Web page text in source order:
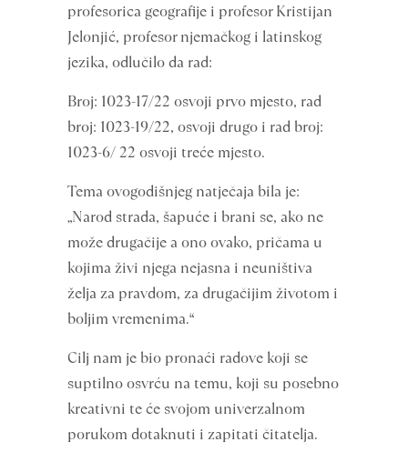
profesorica geografije i profesor Kristijan
Jelonjić, profesor njemačkog i latinskog
jezika, odlučilo da rad:
Broj: 1023-17/22 osvoji prvo mjesto, rad
broj: 1023-19/22, osvoji drugo i rad broj:
1023-6/ 22 osvoji treće mjesto.
Tema ovogodišnjeg natječaja bila je:
„Narod strada, šapuće i brani se, ako ne
može drugačije a ono ovako, pričama u
kojima živi njega nejasna i neuništiva
želja za pravdom, za drugačijim životom i
boljim vremenima.“
Cilj nam je bio pronaći radove koji se
suptilno osvrću na temu, koji su posebno
kreativni te će svojom univerzalnom
porukom dotaknuti i zapitati čitatelja.